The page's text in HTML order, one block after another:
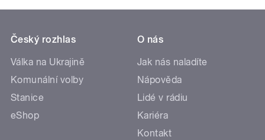
Český rozhlas
Válka na Ukrajině
Komunální volby
Stanice
eShop
O nás
Jak nás naladíte
Nápověda
Lidé v rádiu
Kariéra
Kontakt